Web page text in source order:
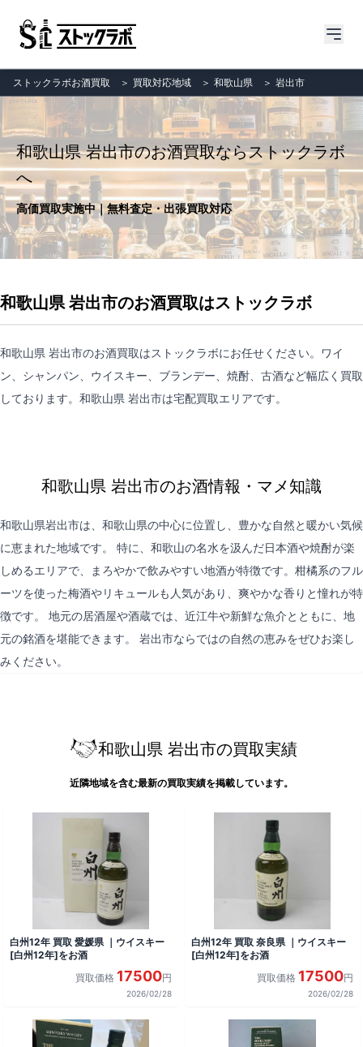
ストックラボお酒買取 ＞ 買取対応地域 ＞ 和歌山県 ＞ 岩出市
和歌山県 岩出市のお酒買取ならストックラボ
へ
高価買取実施中｜無料査定・出張買取対応
和歌山県 岩出市のお酒買取はストックラボ
和歌山県 岩出市のお酒買取はストックラボにお任せください。ワイ
ン、シャンパン、ウイスキー、ブランデー、焼酎、古酒など幅広く買取
しております。和歌山県 岩出市は宅配買取エリアです。
和歌山県 岩出市のお酒情報・マメ知識
和歌山県岩出市は、和歌山県の中心に位置し、豊かな自然と暖かい気候
に恵まれた地域です。 特に、和歌山の名水を汲んだ日本酒や焼酎が楽
しめるエリアで、まろやかで飲みやすい地酒が特徴です。柑橘系のフル
ーツを使った梅酒やリキュールも人気があり、爽やかな香りと憧れが特
徴です。 地元の居酒屋や酒蔵では、近江牛や新鮮な魚介とともに、地
元の銘酒を堪能できます。 岩出市ならではの自然の恵みをぜひお楽し
みください。
和歌山県 岩出市の買取実績
近隣地域を含む最新の買取実績を掲載しています。
白州12年 買取 愛媛県 ｜ウイスキー
[白州12年]をお酒
買取価格 17500円
2026/02/28
白州12年 買取 奈良県 ｜ウイスキー
[白州12年]をお酒
買取価格 17500円
2026/02/28